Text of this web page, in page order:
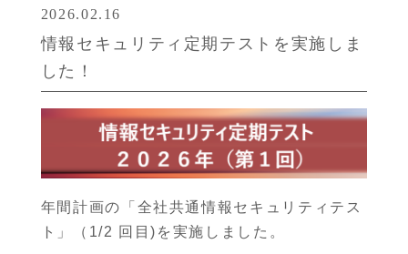
2026.02.16
情報セキュリティ定期テストを実施しま
した！
年間計画の「全社共通情報セキュリティテス
ト」（1/2 回目)を実施しました。